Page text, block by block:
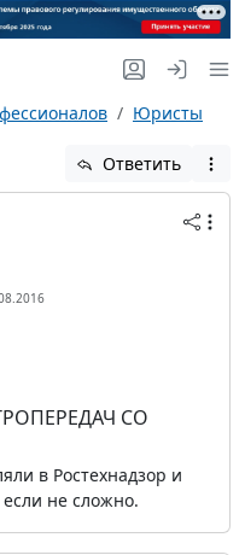
Юристы
Ответить
СО
в Ростехнадзор и
не сложно.